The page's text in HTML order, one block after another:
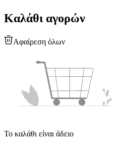
Καλάθι αγορών
Αφαίρεση όλων
Το καλάθι είναι άδειο